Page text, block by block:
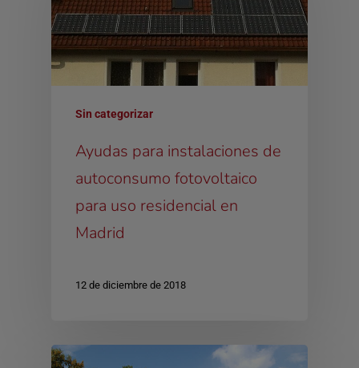
Sin categorizar
Ayudas para instalaciones de
autoconsumo fotovoltaico
para uso residencial en
Madrid
12 de diciembre de 2018